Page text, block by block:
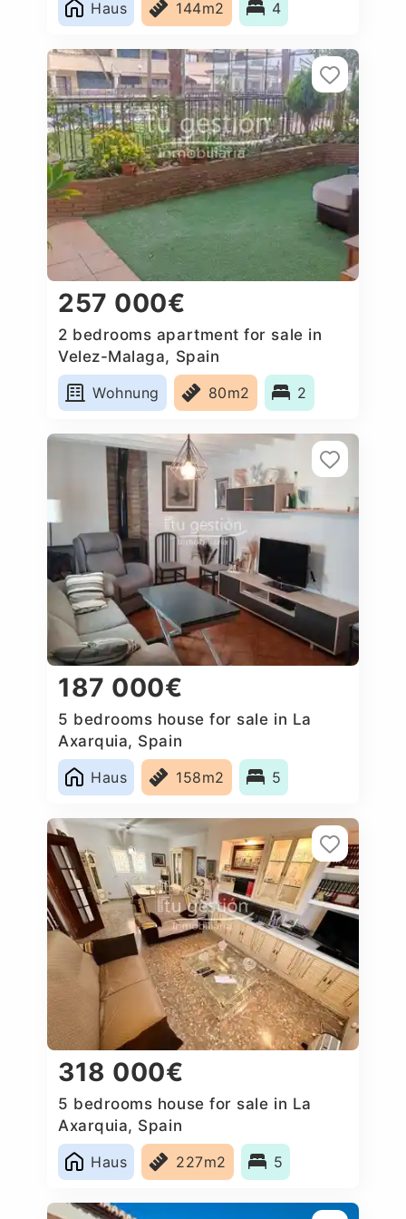
Haus 144m2 4
257 000€
2 bedrooms apartment for sale in
Velez-Malaga, Spain
Wohnung
80m2 2
187 000€
5 bedrooms house for sale in La
Axarquia, Spain
Haus
158m2 5
318 000€
5 bedrooms house for sale in La
Axarquia, Spain
Haus
227m2 5